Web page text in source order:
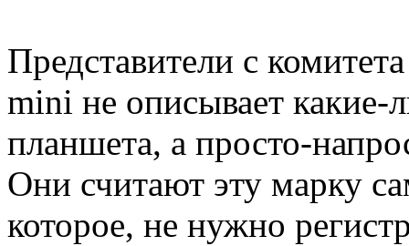
Представители с
mini не описывает
планшета, а просто-
Они считают эту марку
которое, не нужно